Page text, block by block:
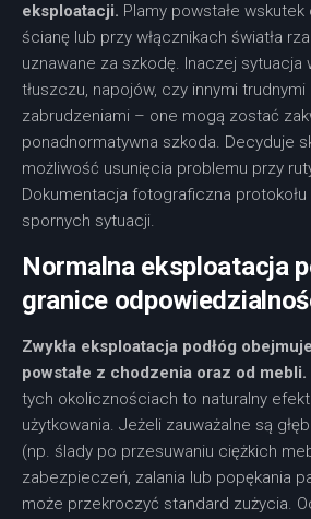
eksploatacji. Plamy powstałe
ścianę lub przy włącznikach światła
uznawane za szkodę. Inaczej sytuacja
tłuszczu, napojów, czy innymi
zabrudzeniami – one mogą zostać
ponadnormatywna szkoda. Decyduje
możliwość usunięcia problemu przy
Dokumentacja fotograficzna
spornych sytuacji.
Normalna eksploatacja
granice
Zwykła eksploatacja podłóg
powstałe z chodzenia oraz od mebli.
tych okolicznościach to naturalny
użytkowania. Jeżeli zauważalne są
(np. ślady po przesuwaniu ciężkich
zabezpieczeń, zalania lub popękania
może przekroczyć standard zużycia.